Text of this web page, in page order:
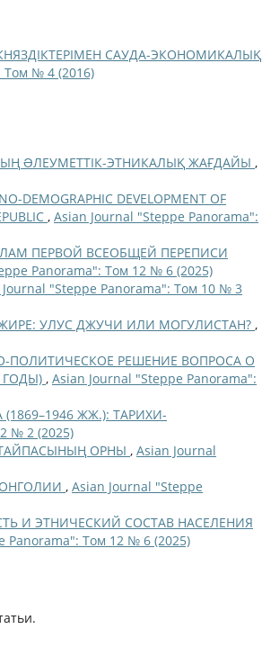
САУДА-ЭКОНОМИКАЛЫҚ
Том № 4 (2016)
ƏЛЕУМЕТТІК-ЭТНИКАЛЫҚ ЖАҒДАЙЫ ,
DEMOGRAPHIC DEVELOPMENT OF
, Asian Journal "Steppe Panorama":
ПЕРВОЙ ВСЕОБЩЕЙ ПЕРЕПИСИ
Panorama": Том 12 № 6 (2025)
"Steppe Panorama": Том 10 № 3
УЛУС ДЖУЧИ ИЛИ МОГУЛИСТАН? ,
ПОЛИТИЧЕСКОЕ РЕШЕНИЕ ВОПРОСА О
ГОДЫ) , Asian Journal "Steppe Panorama":
ЖЖ.): ТАРИХИ-
№ 2 (2025)
ОРНЫ , Asian Journal
, Asian Journal "Steppe
И ЭТНИЧЕСКИЙ СОСТАВ НАСЕЛЕНИЯ
Panorama": Том 12 № 6 (2025)